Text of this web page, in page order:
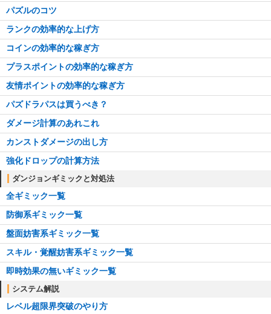
パズルのコツ
ランクの効率的な上げ方
コインの効率的な稼ぎ方
プラスポイントの効率的な稼ぎ方
友情ポイントの効率的な稼ぎ方
パズドラパスは買うべき？
ダメージ計算のあれこれ
カンストダメージの出し方
強化ドロップの計算方法
ダンジョンギミックと対処法
全ギミック一覧
防御系ギミック一覧
盤面妨害系ギミック一覧
スキル・覚醒妨害系ギミック一覧
即時効果の無いギミック一覧
システム解説
レベル超限界突破のやり方